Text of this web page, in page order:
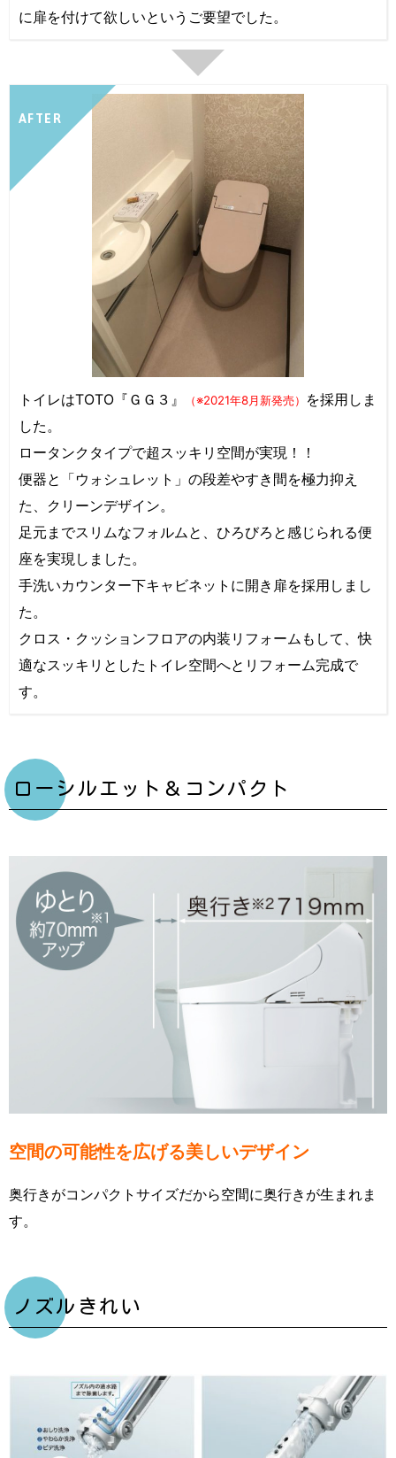
に扉を付けて欲しいというご要望でした。
AFTER
トイレはTOTO『ＧＧ３』 （※2021年8月新発売）
を採用しま
した。
ロータンクタイプで超スッキリ空間が実現！！
便器と「ウォシュレット」の段差やすき間を極力抑え
た、クリーンデザイン。
足元までスリムなフォルムと、ひろびろと感じられる便
座を実現しました。
手洗いカウンター下キャビネットに開き扉を採用しまし
た。
クロス・クッションフロアの内装リフォームもして、快
適なスッキリとしたトイレ空間へとリフォーム完成で
す。
ローシルエット＆コンパクト
空間の可能性を広げる美しいデザイン
奥行きがコンパクトサイズだから空間に奥行きが生まれま
す。
ノズルきれい